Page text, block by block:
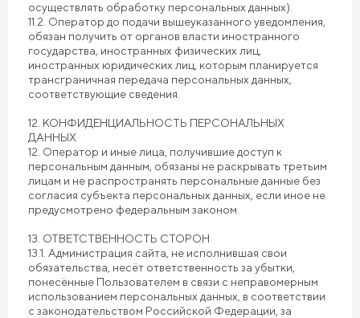
осуществлять обработку персональных данных).
11.2. Оператор до подачи вышеуказанного уведомления,
обязан получить от органов власти иностранного
государства, иностранных физических лиц,
иностранных юридических лиц, которым планируется
трансграничная передача персональных данных,
соответствующие сведения.
12. КОНФИДЕНЦИАЛЬНОСТЬ ПЕРСОНАЛЬНЫХ
ДАННЫХ
12. Оператор и иные лица, получившие доступ к
персональным данным, обязаны не раскрывать третьим
лицам и не распространять персональные данные без
согласия субъекта персональных данных, если иное не
предусмотрено федеральным законом.
13. ОТВЕТСТВЕННОСТЬ СТОРОН
13.1. Администрация сайта, не исполнившая свои
обязательства, несёт ответственность за убытки,
понесённые Пользователем в связи с неправомерным
использованием персональных данных, в соответствии
с законодательством Российской Федерации, за